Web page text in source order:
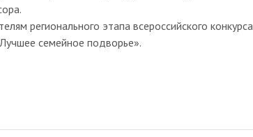
регионального этапа всероссийского конкурса
семейное подворье».